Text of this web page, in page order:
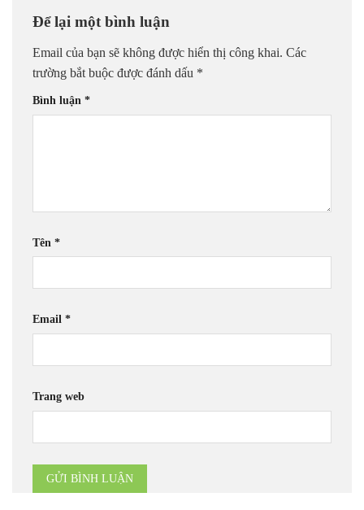
Để lại một bình luận
Email của bạn sẽ không được hiển thị công khai. Các
trường bắt buộc được đánh dấu *
Bình luận *
Tên *
Email *
Trang web